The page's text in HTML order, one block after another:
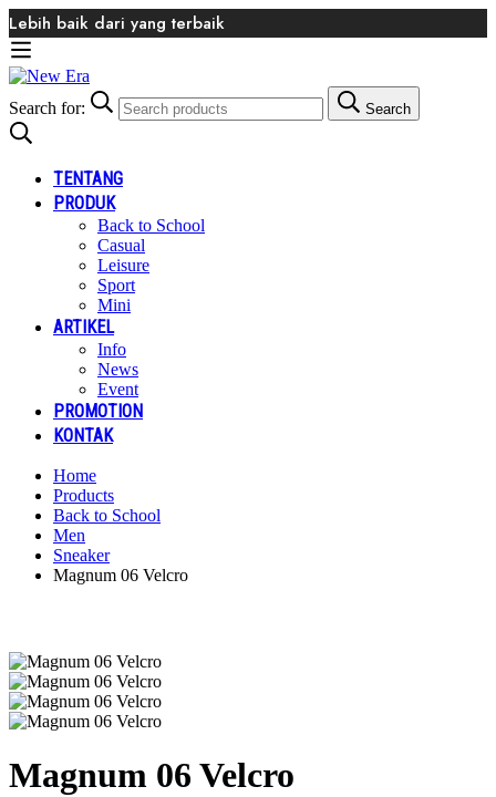
Lebih baik dari yang terbaik
Search for: Search
TENTANG
PRODUK
Back to School
Casual
Leisure
Sport
Mini
ARTIKEL
Info
News
Event
PROMOTION
KONTAK
Home
Products
Back to School
Men
Sneaker
Magnum 06 Velcro
Magnum 06 Velcro